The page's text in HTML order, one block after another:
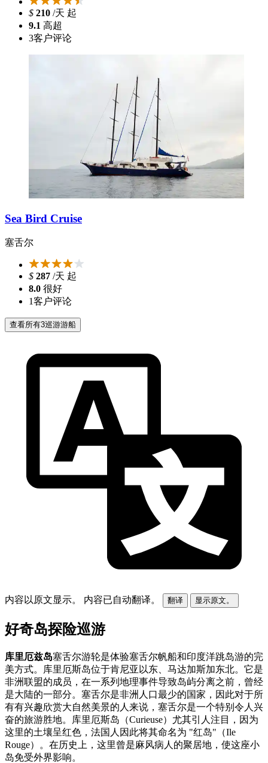
$ 210 /天 起
9.1 高超
3客户评论
Sea Bird Cruise
塞舌尔
$ 287 /天 起
8.0 很好
1客户评论
查看所有3巡游游船
内容以原文显示。 内容已自动翻译。 翻译 显示原文。
好奇岛探险巡游
库里厄兹岛塞舌尔游轮是体验塞舌尔帆船和印度洋跳岛游的完
美方式。库里厄斯岛位于肯尼亚以东、马达加斯加东北。它是
非洲联盟的成员，在一系列地理事件导致岛屿分离之前，曾经
是大陆的一部分。塞舌尔是非洲人口最少的国家，因此对于所
有有兴趣欣赏大自然美景的人来说，塞舌尔是一个特别令人兴
奋的旅游胜地。库里厄斯岛（Curieuse）尤其引人注目，因为
这里的土壤呈红色，法国人因此将其命名为 "红岛"（Ile
Rouge）。在历史上，这里曾是麻风病人的聚居地，使这座小
岛免受外界影响。